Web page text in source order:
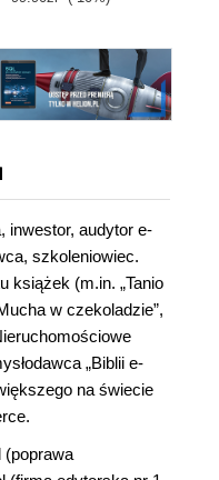
inwestor, audytor e-
szkoleniowiec.
książek (m.in. „Tanio
w czekoladzie”,
„Biblii e-
na świecie
(poprawa